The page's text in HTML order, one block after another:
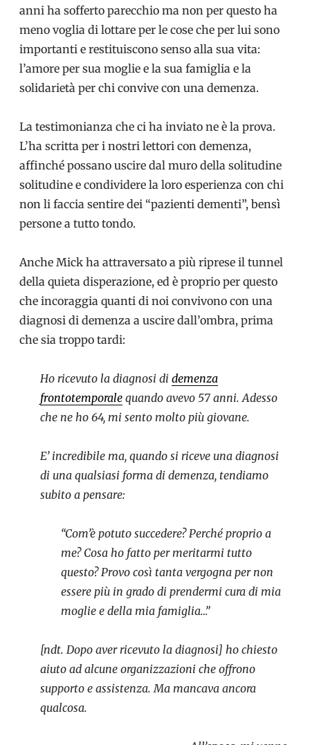
anni ha sofferto parecchio ma non per questo ha
meno voglia di lottare per le cose che per lui sono
importanti e restituiscono senso alla sua vita:
l’amore per sua moglie e la sua famiglia e la
solidarietà per chi convive con una demenza.
La testimonianza che ci ha inviato ne è la prova.
L’ha scritta per i nostri lettori con demenza,
affinché possano uscire dal muro della solitudine
solitudine e condividere la loro esperienza con chi
non li faccia sentire dei “pazienti dementi”, bensì
persone a tutto tondo.
Anche Mick ha attraversato a più riprese il tunnel
della quieta disperazione, ed è proprio per questo
che incoraggia quanti di noi convivono con una
diagnosi di demenza a uscire dall’ombra, prima
che sia troppo tardi:
Ho ricevuto la diagnosi di demenza
frontotemporale quando avevo 57 anni. Adesso
che ne ho 64, mi sento molto più giovane.
E’ incredibile ma, quando si riceve una diagnosi
di una qualsiasi forma di demenza, tendiamo
subito a pensare:
“Com’è potuto succedere? Perché proprio a
me? Cosa ho fatto per meritarmi tutto
questo? Provo così tanta vergogna per non
essere più in grado di prendermi cura di mia
moglie e della mia famiglia…”
[ndt. Dopo aver ricevuto la diagnosi] ho chiesto
aiuto ad alcune organizzazioni che offrono
supporto e assistenza. Ma mancava ancora
qualcosa.